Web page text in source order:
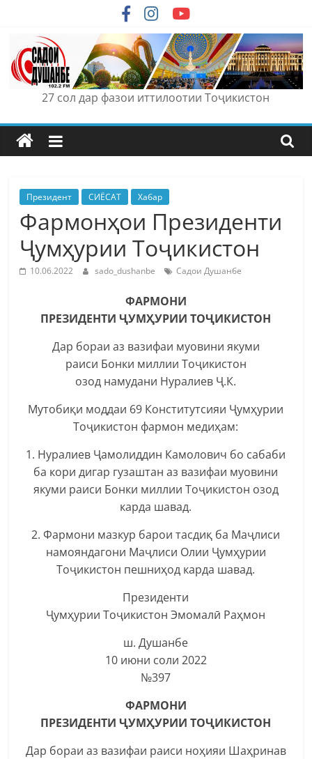
content
27 сол дар фазои иттилоотии Тоҷикистон
Президент СИЁСАТ Хабар
Фармонҳои Президенти
Ҷумҳурии Тоҷикистон
10.06.2022 sado_dushanbe Садои Душанбе
ФАРМОНИ
ПРЕЗИДЕНТИ ҶУМҲУРИИ ТОҶИКИСТОН
Дар бораи аз вазифаи муовини якуми
раиси Бонки миллии Тоҷикистон
озод намудани Нуралиев Ҷ.К.
Мутобиқи моддаи 69 Конститутсияи Ҷумҳурии
Тоҷикистон фармон медиҳам:
1. Нуралиев Ҷамолиддин Камолович бо сабаби
ба кори дигар гузаштан аз вазифаи муовини
якуми раиси Бонки миллии Тоҷикистон озод
карда шавад.
2. Фармони мазкур барои тасдиқ ба Маҷлиси
намояндагони Маҷлиси Олии Ҷумҳурии
Тоҷикистон пешниҳод карда шавад.
Президенти
Ҷумҳурии Тоҷикистон Эмомалӣ Раҳмон
ш. Душанбе
10 июни соли 2022
№397
ФАРМОНИ
ПРЕЗИДЕНТИ ҶУМҲУРИИ ТОҶИКИСТОН
Дар бораи аз вазифаи раиси ноҳияи Шаҳринав